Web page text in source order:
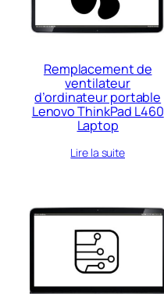
Remplacement de
ventilateur
d’ordinateur portable
Lenovo ThinkPad L460
Laptop
Lire la suite